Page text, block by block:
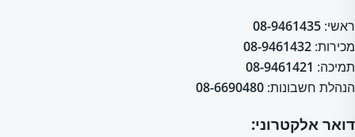
ראשי: 08-9461435
מכירות: 08-9461432
תמיכה: 08-9461421
הנהלת חשבונות: 08-6690480
דואר אלקטרוני: